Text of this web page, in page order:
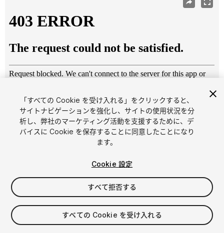
1/33
$89
消費税は決済時に計算されます
「すべての Cookie を受け入れる」をクリックすると、
サイトナビゲーションを強化し、サイトの使用状況を分
析し、弊社のマーケティング活動を支援するために、デ
バイスに Cookie を保存することに同意したことになり
ます。
Cookie 設定
すべて拒否する
すべての Cookie を受け入れる